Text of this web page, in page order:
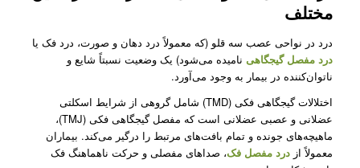
مختلف
درد در نواحی عصب سه قلو (که معمولاً درد دهان و صورت، درد فک یا
درد مفصل گیجگاهی نامیده می‌شود) یک وضعیت نسبتاً شایع و
ناتوان‌کننده در بیمار به وجود می‌آورد.
اختلالات گیجگاهی فکی (TMD) شامل گروهی از شرایط اسکلتی
عضلانی و عصبی عضلانی است که مفصل گیجگاهی فکی (TMJ)،
ماهیچه‌های جونده و تمام بافت‌های مرتبط را درگیر می‌کند. بیماران
معمولاً از درد مفصل فک، صداهای مفصلی و حرکت ناهماهنگ فک